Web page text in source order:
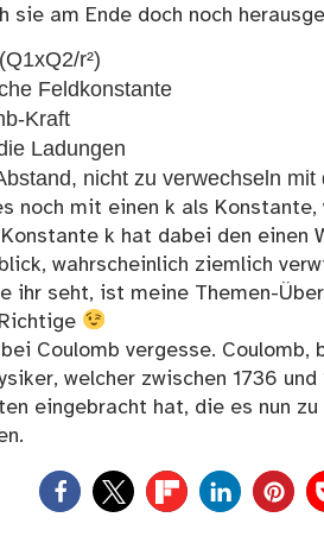
sie am Ende doch noch
r²)
Feldkonstante
Kraft
Ladungen
nicht zu verwechseln mit
noch mit einen k als
Konstante k hat dabei den einen
wahrscheinlich ziemlich
ihr seht, ist meine Themen-
Coulomb vergesse.
welcher zwischen 1736
eingebracht hat, die es nun
0